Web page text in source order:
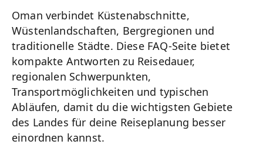
Oman verbindet Küstenabschnitte,
Wüstenlandschaften, Bergregionen und
traditionelle Städte. Diese FAQ-Seite bietet
kompakte Antworten zu Reisedauer,
regionalen Schwerpunkten,
Transportmöglichkeiten und typischen
Abläufen, damit du die wichtigsten Gebiete
des Landes für deine Reiseplanung besser
einordnen kannst.